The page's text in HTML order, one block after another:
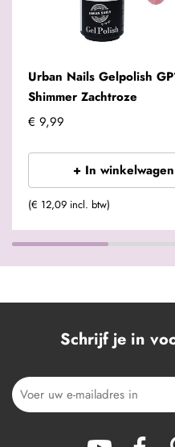
Urban Nails Gelpolish
Shimmer Zachtroze
€ 9,99
+ In winkelwagen
(€ 12,09 incl. btw)
Schrijf je in